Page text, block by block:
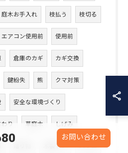
庭木お手入れ 枝払う 枝切る
エアコン使用前 使用前
倉庫のカギ カギ交換
鍵紛失 熊 クマ対策
安全な環境づくり
り 草庭木 しげみ
木製ドア 入り口
お問い合わせ